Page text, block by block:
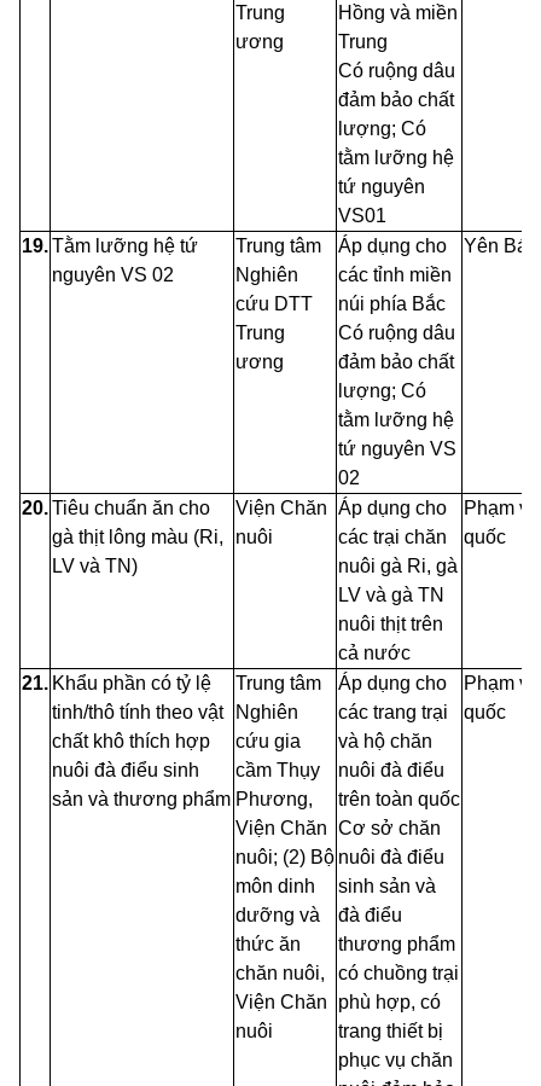
Trung
ương
Hồng và miền
Trung
Có ruộng dâu
đảm bảo chất
lượng; Có
tằm lưỡng hệ
tứ nguyên
VS01
19.Tằm lưỡng hệ tứ
nguyên VS 02
Trung tâm
Nghiên
cứu DTT
Trung
ương
Áp dụng cho
các tỉnh miền
núi phía Bắc
Có ruộng dâu
đảm bảo chất
lượng; Có
tằm lưỡng hệ
tứ nguyên VS
02
Yên
20.Tiêu chuẩn ăn cho
gà thịt lông màu (Ri,
LV và TN)
Viện Chăn
nuôi
Áp dụng cho
các trại chăn
nuôi gà Ri, gà
LV và gà TN
nuôi thịt trên
cả nước
Phạm vi
quốc
21. Khẩu phần có tỷ lệ
tinh/thô tính theo vật
chất khô thích hợp
nuôi đà điểu sinh
sản và thương phẩm
Trung tâm
Nghiên
cứu gia
cầm Thụy
Phương,
Viện Chăn
nuôi; (2) Bộ
môn dinh
dưỡng và
thức ăn
chăn nuôi,
Viện Chăn
nuôi
Áp dụng cho
các trang trại
và hộ chăn
nuôi đà điểu
trên toàn quốc
Cơ sở chăn
nuôi đà điểu
sinh sản và
đà điểu
thương phẩm
có chuồng trại
phù hợp, có
trang thiết bị
phục vụ chăn
Phạm vi
quốc